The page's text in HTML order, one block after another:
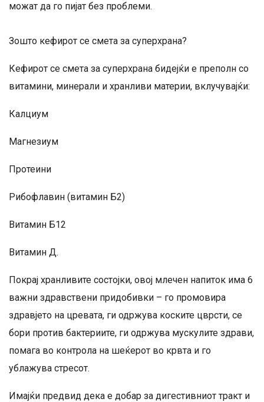
можат да го пијат без проблеми.
Зошто кефирот се смета за суперхрана?
Кефирот се смета за суперхрана бидејќи е преполн со
витамини, минерали и хранливи материи, вклучувајќи:
Калциум
Магнезиум
Протеини
Рибофлавин (витамин Б2)
Витамин Б12
Витамин Д.
Покрај хранливите состојки, овој млечен напиток има 6
важни здравствени придобивки – го промовира
здравјето на цревата, ги одржува коските цврсти, се
бори против бактериите, ги одржува мускулите здрави,
помага во контрола на шеќерот во крвта и го
ублажува стресот.
Имајќи предвид дека е добар за дигестивниот тракт и